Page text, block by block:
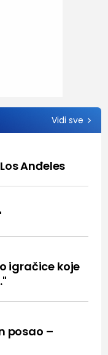
Vidi sve
Anđeles
igračice koje
posao –